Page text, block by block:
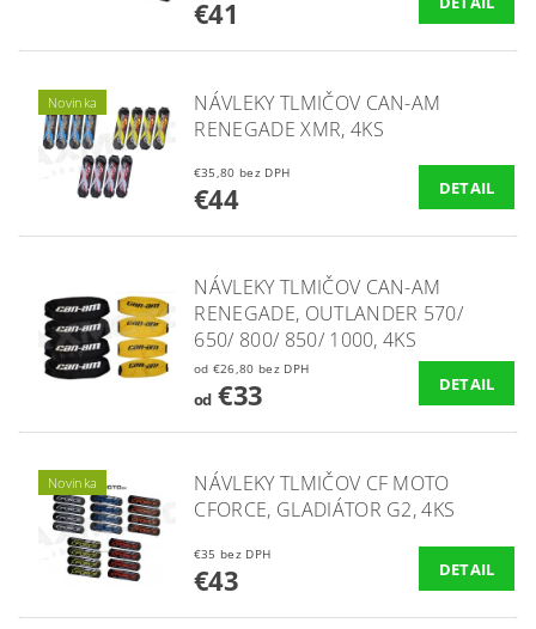
€41
Novinka
NÁVLEKY TLMIČOV CAN-AM
RENEGADE XMR, 4KS
€35,80 bez DPH
€44 DETAIL
NÁVLEKY TLMIČOV CAN-AM
RENEGADE, OUTLANDER 570/
650/ 800/ 850/ 1000, 4KS
od €26,80 bez DPH
od€33 DETAIL
Novinka
NÁVLEKY TLMIČOV CF MOTO
CFORCE, GLADIÁTOR G2, 4KS
€35 bez DPH
€43 DETAIL